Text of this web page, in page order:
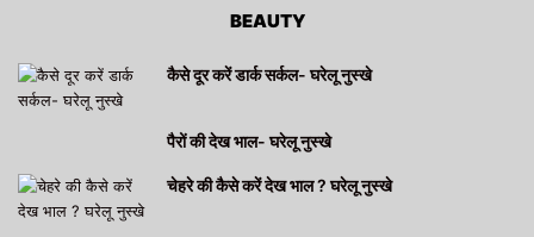
BEAUTY
कैसे दूर करें डार्क सर्कल- घरेलू नुस्खे
पैरों की देख भाल- घरेलू नुस्खे
चेहरे की कैसे करें देख भाल ? घरेलू नुस्खे